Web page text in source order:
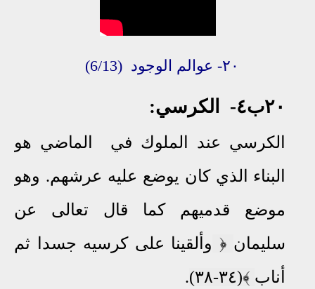
٢٠- عوالم الوجود (6/13)
٢٠ب٤- الكرسي:
الكرسي عند الملوك في الماضي هو
البناء الذي كان يوضع عليه عرشهم. وهو
موضع قدميهم كما قال تعالى عن
سليمان ﴿ وألقينا على كرسيه جسدا ثم
أناب ﴾(٣٤-٣٨)
.